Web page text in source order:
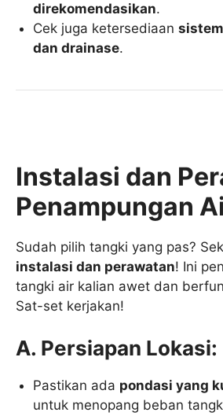
direkomendasikan.
Cek juga ketersediaan
dan drainase.
Instalasi dan
Penampungan
Sudah pilih tangki yang pas?
instalasi dan perawatan! Ini
tangki air kalian awet dan
Sat-set kerjakan!
A. Persiapan Lokasi:
Pastikan ada pondasi yang
untuk menopang beban